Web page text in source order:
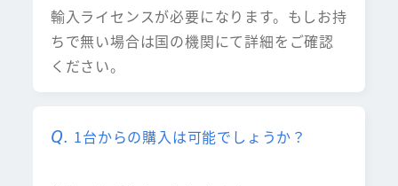
輸入ライセンスが必要になります。もしお持
ちで無い場合は国の機関にて詳細をご確認
ください。
1台からの購入は可能でしょうか？